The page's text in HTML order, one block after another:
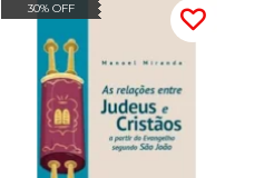
30% OFF